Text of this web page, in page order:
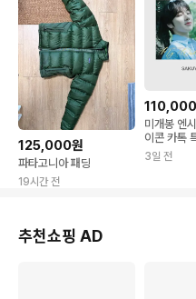
125,000원
파타고니아 패딩
19시간 전
미개봉 엔
이콘 카톡
야 ab타입
3일 전
추천쇼핑 AD